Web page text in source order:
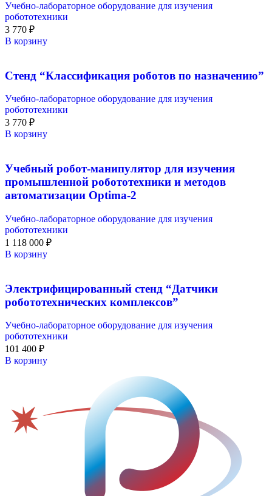
Учебно-лабораторное оборудование для изучения
робототехники
3 770 ₽
В корзину
Стенд “Классификация роботов по назначению”
Учебно-лабораторное оборудование для изучения
робототехники
3 770 ₽
В корзину
Учебный робот-манипулятор для изучения
промышленной робототехники и методов
автоматизации Optima-2
Учебно-лабораторное оборудование для изучения
робототехники
1 118 000 ₽
В корзину
Электрифицированный стенд “Датчики
робототехнических комплексов”
Учебно-лабораторное оборудование для изучения
робототехники
101 400 ₽
В корзину